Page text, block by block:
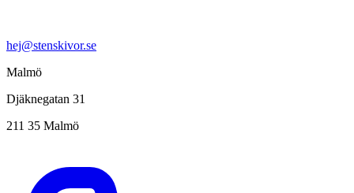
hej@stenskivor.se
Malmö
Djäknegatan 31
211 35 Malmö